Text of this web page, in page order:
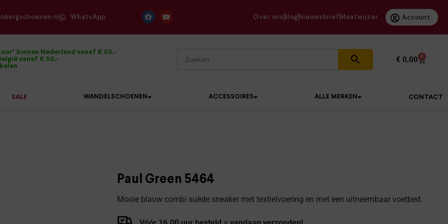
WhatsApp Over ons Blog Nieuwsbrief Maatwijzer Account
binnen Nederland vanaf € 50,-
vanaf € 50,-
€ 0,00 0
SALE WANDELSCHOENEN ACCESSOIRES ALLE MERKEN CONTACT
Paul Green 5464
Mooie blauw combi suède sneaker met textielvoering en met een uitneembaar voetbed.